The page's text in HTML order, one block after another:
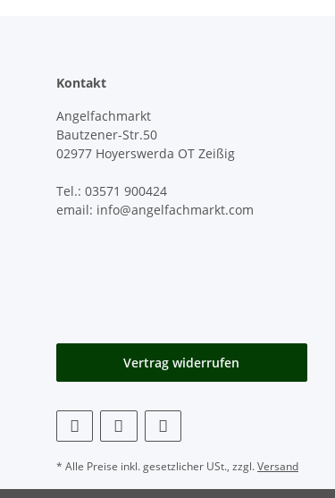
Kontakt
Angelfachmarkt
Bautzener-Str.50
02977 Hoyerswerda OT Zeißig
Tel.: 03571 900424
email: info@angelfachmarkt.com
Vertrag widerrufen
* Alle Preise inkl. gesetzlicher USt., zzgl.Versand